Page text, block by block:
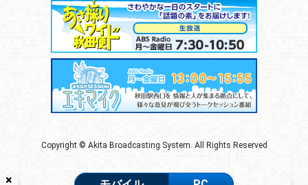
×
Copyright © Akita Broadcasting System. All Rights Reserved